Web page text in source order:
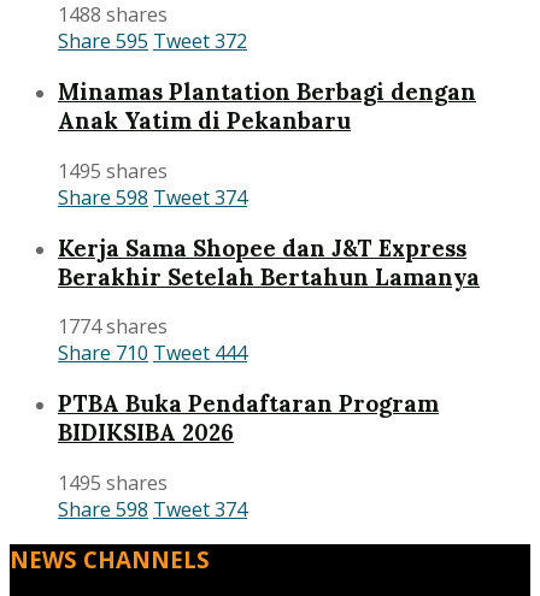
1488 shares
Share 595 Tweet372
Minamas Plantation Berbagi dengan
Anak Yatim di Pekanbaru
1495 shares
Share 598 Tweet374
Kerja Sama Shopee dan J&T Express
Berakhir Setelah Bertahun Lamanya
1774 shares
Share 710 Tweet 444
PTBA Buka Pendaftaran Program
BIDIKSIBA 2026
1495 shares
Share 598 Tweet374
NEWS CHANNELS